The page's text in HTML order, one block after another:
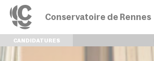
Conservatoire de Rennes
CANDIDATURES